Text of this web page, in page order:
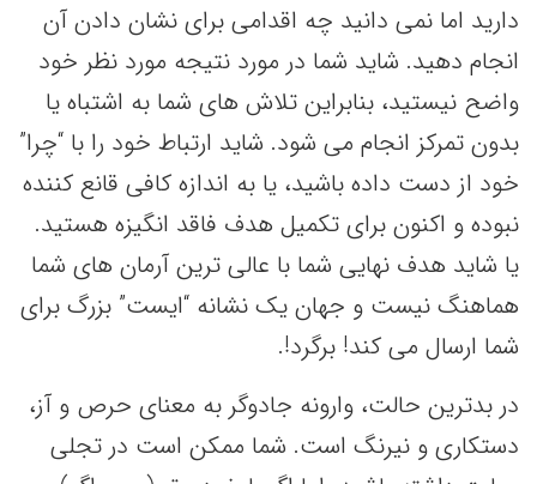
دارید اما نمی دانید چه اقدامی برای نشان دادن آن
انجام دهید. شاید شما در مورد نتیجه مورد نظر خود
واضح نیستید، بنابراین تلاش های شما به اشتباه یا
بدون تمرکز انجام می شود. شاید ارتباط خود را با “چرا”
خود از دست داده باشید، یا به اندازه کافی قانع کننده
نبوده و اکنون برای تکمیل هدف فاقد انگیزه هستید.
یا شاید هدف نهایی شما با عالی ترین آرمان های شما
هماهنگ نیست و جهان یک نشانه “ایست” بزرگ برای
شما ارسال می کند! برگرد!.
در بدترین حالت، وارونه جادوگر به معنای حرص و آز،
دستکاری و نیرنگ است. شما ممکن است در تجلی